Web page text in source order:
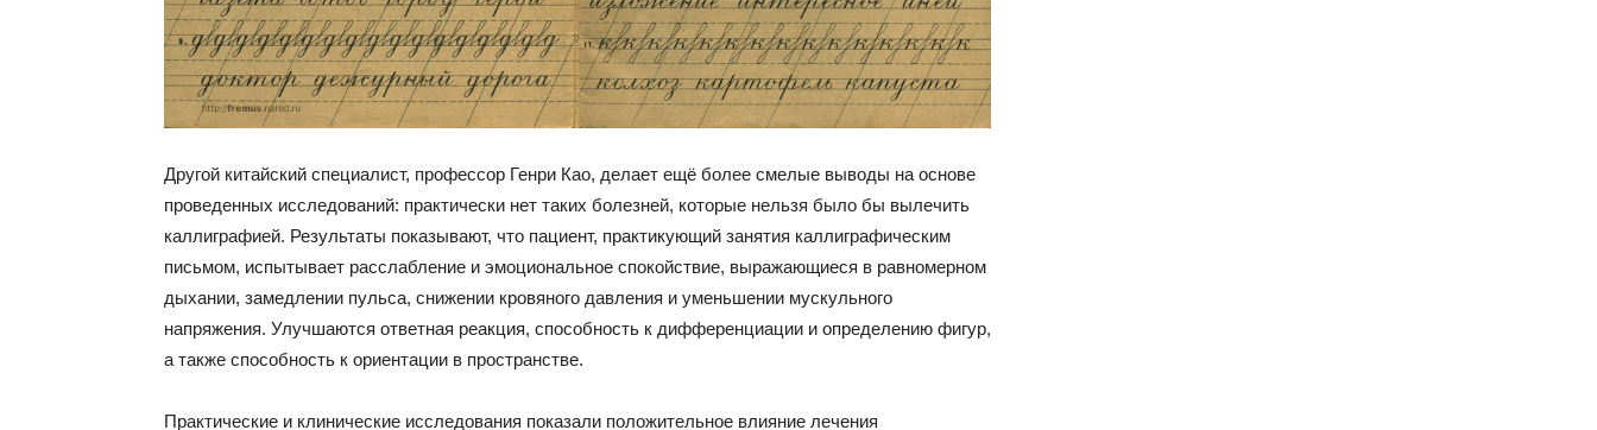
Другой китайский специалист, профессор Генри Као, делает ещё более смелые выводы на основе
проведенных исследований: практически нет таких болезней, которые нельзя было бы вылечить
каллиграфией. Результаты показывают, что пациент, практикующий занятия каллиграфическим
письмом, испытывает расслабление и эмоциональное спокойствие, выражающиеся в равномерном
дыхании, замедлении пульса, снижении кровяного давления и уменьшении мускульного
напряжения. Улучшаются ответная реакция, способность к дифференциации и определению фигур,
а также способность к ориентации в пространстве.
Практические и клинические исследования показали положительное влияние лечения